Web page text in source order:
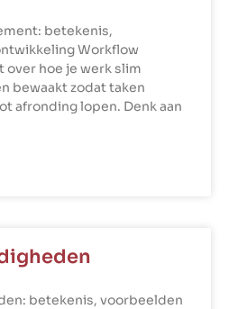
betekenis,
Workflow
over hoe je werk slim
bewaakt zodat taken
afronding lopen. Denk aan
betekenis, voorbeelden